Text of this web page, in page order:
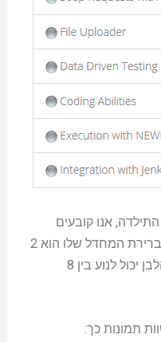
אנו קובעים
במסמך Config של Galen , ערך ברירת המחדל שלו הוא 2
, זה אומר שבמקרה הזה, הצבע הלבן יכול לנוע בין 8